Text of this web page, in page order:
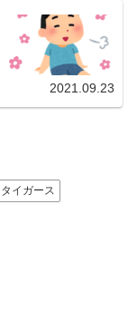
2021.09.23
タイガース